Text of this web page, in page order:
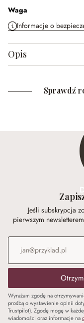
Waga
Informacje o
Opis
Sprawdź
Jeśli subskrypcja
pierwszym
Adres e-mail
Wyrażam zgodę na
prośbą o wystawienie opinii
Trustpilot). Zgodę mogę w
wiadomości oraz informacje na